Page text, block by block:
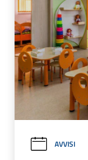
AVVISI